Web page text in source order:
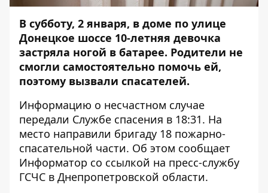
В субботу, 2 января, в доме по улице
Донецкое шоссе 10-летняя девочка
застряла ногой в батарее. Родители не
смогли самостоятельно помочь ей,
поэтому вызвали спасателей.
Информацию о несчастном случае
передали Службе спасения в 18:31. На
место направили бригаду 18 пожарно-
спасательной части. Об этом сообщает
Информатор со ссылкой на пресс-службу
ГСЧС в Днепропетровской области.